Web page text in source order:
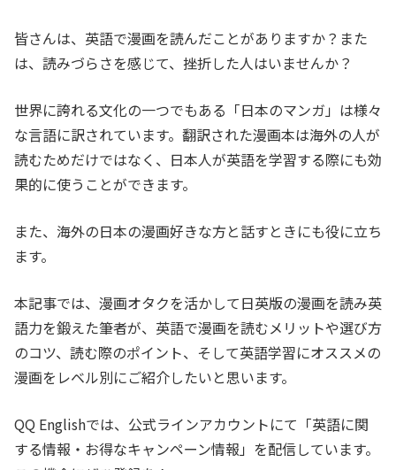
皆さんは、英語で漫画を読んだことがありますか？また
は、読みづらさを感じて、挫折した人はいませんか？
世界に誇れる文化の一つでもある「日本のマンガ」は様々
な言語に訳されています。翻訳された漫画本は海外の人が
読むためだけではなく、日本人が英語を学習する際にも効
果的に使うことができます。
また、海外の日本の漫画好きな方と話すときにも役に立ち
ます。
本記事では、漫画オタクを活かして日英版の漫画を読み英
語力を鍛えた筆者が、英語で漫画を読むメリットや選び方
のコツ、読む際のポイント、そして英語学習にオススメの
漫画をレベル別にご紹介したいと思います。
QQ Englishでは、公式ラインアカウントにて「英語に関
する情報・お得なキャンペーン情報」を配信しています。